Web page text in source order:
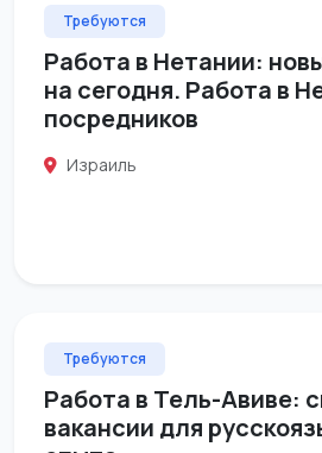
Требуются
Работа в Нетании:
на сегодня. Работа в
посредников
Израиль
Требуются
Работа в Тель-Авиве:
вакансии для